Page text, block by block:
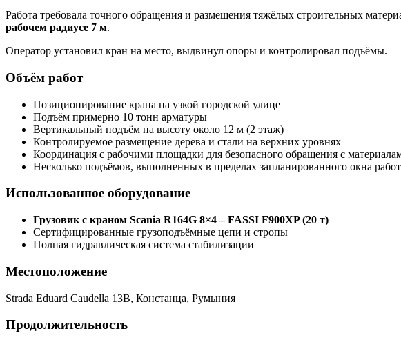
Работа требовала точного обращения и размещения тяжёлых строительных
рабочем радиусе 7 м.
Оператор установил кран на место, выдвинул опоры и контролировал подъёмы.
Объём работ
Позиционирование крана на узкой городской улице
Подъём примерно 10 тонн арматуры
Вертикальный подъём на высоту около 12 м (2 этаж)
Контролируемое размещение дерева и стали на верхних уровнях
Координация с рабочими площадки для безопасного обращения с
Несколько подъёмов, выполненных в пределах запланированного окна работ
Использованное оборудование
Грузовик с краном Scania R164G 8×4 – FASSI F900XP (20 т)
Сертифицированные грузоподъёмные цепи и стропы
Полная гидравлическая система стабилизации
Местоположение
Strada Eduard Caudella 13B, Констанца, Румыния
Продолжительность